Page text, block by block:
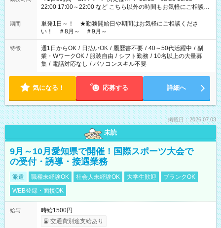
22:00 17:00～22:00 など こちら以外の時間もお気軽にご相談く
ださい！
期間
単発1日～！ ★勤務開始日や期間はお気軽にご相談くださ
い！ ＃8月～ ＃9月～
特徴 週1日からOK / 日払いOK / 履歴書不要 / 40～50代活躍中 / 副
業・WワークOK / 服装自由 / シフト勤務 / 10名以上の大量募
集 / 電話対応なし / パソコンスキル不要
気になる！ 応募する 詳細へ
掲載日：2026.07.03
未読
9月～10月愛知県で開催！国際スポーツ大会で
の受付・誘導・接遇業務
派遣 職種未経験OK 社会人未経験OK 大学生歓迎
ブランクOK
WEB登録・面接OK
給与
時給1500円
交通費別途支給あり